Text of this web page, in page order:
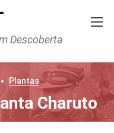
Descoberta
Plantas
Charuto